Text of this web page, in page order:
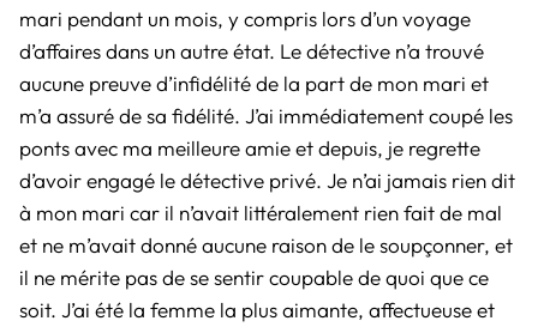
mari pendant un mois, y compris lors d’un voyage
d’affaires dans un autre état. Le détective n’a trouvé
aucune preuve d’infidélité de la part de mon mari et
m’a assuré de sa fidélité. J’ai immédiatement coupé les
ponts avec ma meilleure amie et depuis, je regrette
d’avoir engagé le détective privé. Je n’ai jamais rien dit
à mon mari car il n’avait littéralement rien fait de mal
et ne m’avait donné aucune raison de le soupçonner, et
il ne mérite pas de se sentir coupable de quoi que ce
soit. J’ai été la femme la plus aimante, affectueuse et